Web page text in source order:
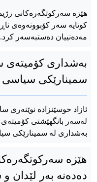
هێزە سەرکوتگەرەکانی
مەدەنییان دەستبەسەر کرد.
بەشداری
سمینارێکی
ئازاد حوسێنزادە نوێنەری
لەسەر بانگهێشتی کۆمیتەی
بەشداری لە سمینارێکی
هێزە
دەدەنە بەر لێدان